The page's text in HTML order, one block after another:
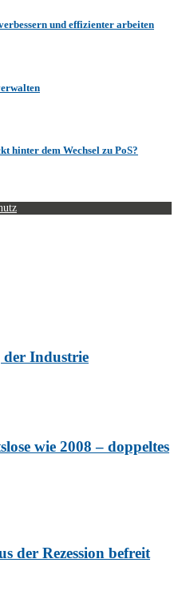
und effizienter arbeiten
hinter dem Wechsel zu PoS?
Industrie
wie 2008 – doppeltes
der Rezession befreit